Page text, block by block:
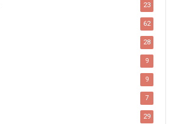
23
62
28
9
9
7
29